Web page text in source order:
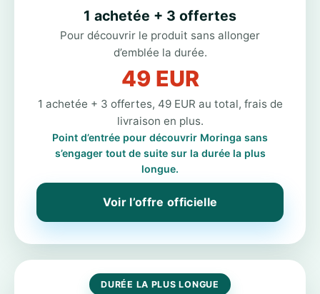
1 achetée + 3 offertes
Pour découvrir le produit sans allonger
d’emblée la durée.
49 EUR
1 achetée + 3 offertes, 49 EUR au total, frais de
livraison en plus.
Point d’entrée pour découvrir Moringa sans
s’engager tout de suite sur la durée la plus
longue.
Voir l’offre officielle
DURÉE LA PLUS LONGUE